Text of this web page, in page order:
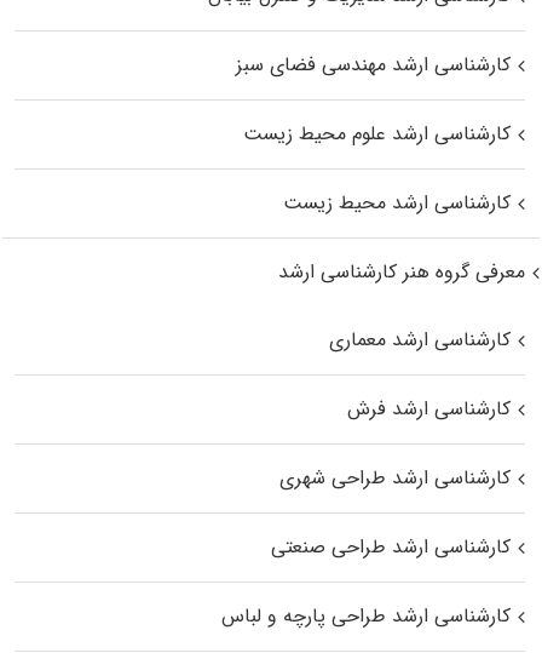
کارشناسی ارشد مهندسی فضای سبز
کارشناسی ارشد علوم محیط‌ زیست
کارشناسی ارشد محیط زیست
معرفی گروه هنر کارشناسی ارشد
کارشناسی ارشد معماری
کارشناسی ارشد فرش
کارشناسی ارشد طراحی شهری
کارشناسی ارشد طراحی صنعتی
کارشناسی ارشد طراحی پارچه و لباس